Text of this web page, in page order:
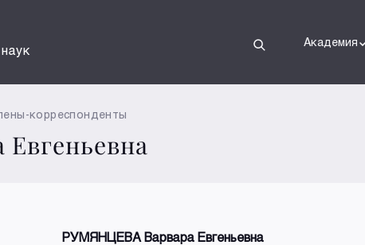
Академия
корреспонденты
РУМЯНЦЕВА Варвара Евгеньевна